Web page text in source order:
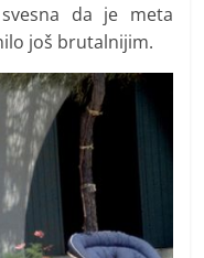
da je meta
još brutalnijim.